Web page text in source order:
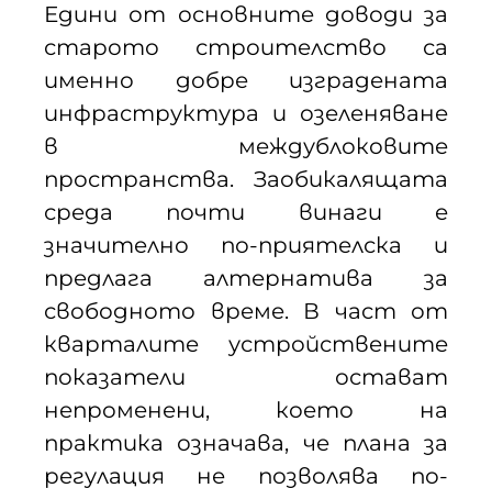
Едини от основните доводи за
старото строителство са
именно добре изградената
инфраструктура и озеленяване
в междублоковите
пространства. Заобикалящата
среда почти винаги е
значително по-приятелска и
предлага алтернатива за
свободното време. В част от
кварталите устройствените
показатели остават
непроменени, което на
практика означава, че плана за
регулация не позволява по-